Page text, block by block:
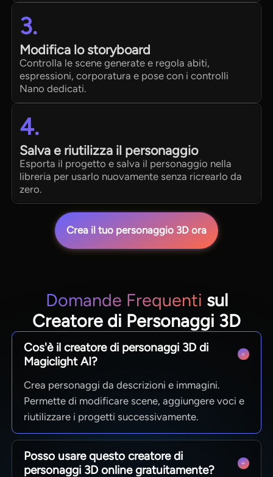
3.
Modifica lo storyboard
Controlla le scene generate e regola abiti,
espressioni, corporatura e pose con i controlli
Nano dedicati.
4.
Salva e riutilizza il personaggio
Esporta il progetto e salva il personaggio nella
libreria per usarlo nuovamente senza ricrearlo da
zero.
Crea il tuo personaggio 3D ora
Domande Frequenti sul
Creatore di Personaggi 3D
Cos'è il creatore di personaggi 3D di
Magiclight AI?
Crea personaggi da descrizioni e immagini.
Permette di modificare scene, aggiungere voci e
riutilizzare i progetti successivamente.
Posso usare questo creatore di
personaggi 3D online gratuitamente?